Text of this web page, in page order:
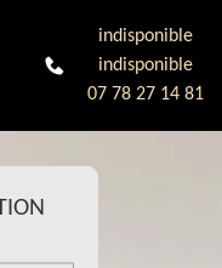
indisponible
indisponible
07 78 27 14 81